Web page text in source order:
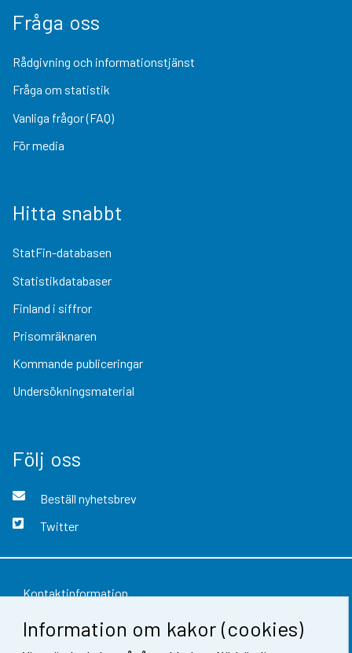
Information om kakor (cookies)
Fråga oss
Rådgivning och informationstjänst
Fråga om statistik
Vanliga frågor (FAQ)
För media
Hitta snabbt
StatFin-databasen
Statistikdatabaser
Finland i siffror
Prisomräknaren
Kommande publiceringar
Undersökningsmaterial
Följ oss
Beställ nyhetsbrev
Twitter
Kontaktinformation
Respons